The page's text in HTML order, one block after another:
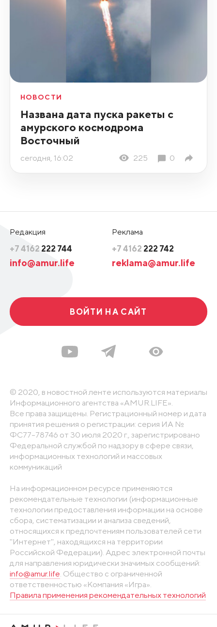
НОВОСТИ
Названа дата пуска ракеты с
амурского космодрома
Восточный
сегодня, 16:02 225 0
Редакция
+7 4162 222 744
info@amur.life
Реклама
+7 4162 222 742
reklama@amur.life
ВОЙТИ НА САЙТ
© 2020, в новостной ленте используются материалы
Информационного агентства «AMUR.LIFE».
Все права защищены. Регистрационный номер и дата
принятия решения о регистрации: серия ИА №
ФС77-78746 от 30 июля 2020 г., зарегистрировано
Федеральной службой по надзору в сфере связи,
информационных технологий и массовых
коммуникаций
На информационном ресурсе применяются
рекомендательные технологии (информационные
технологии предоставления информации на основе
сбора, систематизации и анализа сведений,
относящихся к предпочтениям пользователей сети
"Интернет", находящихся на территории
Российской Федерации). Адрес электронной почты
для направления юридически значимых сообщений:
info@amur.life . Общество с ограниченной
ответственностью «Компания «Игра».
Правила применения рекомендательных технологий